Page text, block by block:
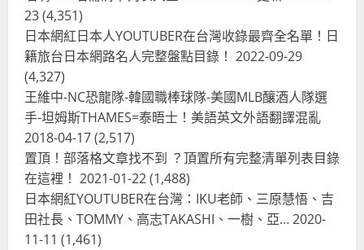
23(4,351)
日本網紅日本人YOUTUBER在台灣收錄最齊全名單！日
籍旅台日本網路名人完整盤點目錄！ 2022-09-29
(4,327)
王維中-NC恐龍隊-韓國職棒球隊-美國MLB釀酒人隊選
手-坦姆斯THAMES=泰晤士！美語英文外語翻譯混亂
2018-04-17(2,517)
置頂！部落格文章找不到 ？頂置所有完整清單列表目錄
在這裡！ 2021-01-22(1,488)
日本網紅YOUTUBER在台灣：IKU老師、三原慧悟、吉
田社長、TOMMY、高志TAKASHI、一樹、亞…2020-
11-11 (1,461)
2
奧地利人愛喝珍奶、波霸奶茶奧地利
愛瘋、珍珠奶茶門市顧客大排長龍
3
台灣餐飲在全球 電影戲劇
獨家！芭比珍奶！珍珠奶茶飲料
BARBIE芭比娃娃肯尼電影聯名網友官
方影片！日出茶太CHATIME澳洲限定
活動
2023-08-03
台灣餐飲在全球